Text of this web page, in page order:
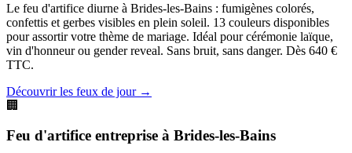
Le feu d'artifice diurne à Brides-les-Bains : fumigènes colorés,
confettis et gerbes visibles en plein soleil. 13 couleurs disponibles
pour assortir votre thème de mariage. Idéal pour cérémonie laïque,
vin d'honneur ou gender reveal. Sans bruit, sans danger. Dès 640 €
TTC.
Découvrir les feux de jour→
🏢
Feu d'artifice entreprise à Brides-les-Bains